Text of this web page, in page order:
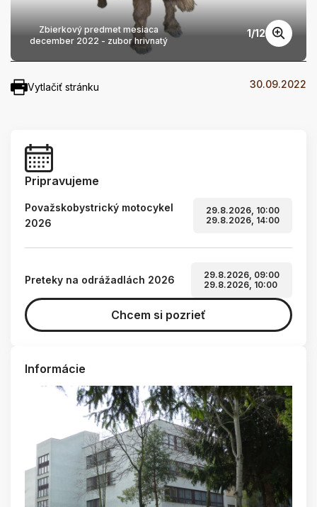
Zbierkový predmet mesiaca
december 2022 - zubor hrivnatý
1/12
Vytlačiť stránku 30.09.2022
Pripravujeme
Považskobystrický motocykel
2026
29.8.2026, 10:00
29.8.2026, 14:00
Preteky na odrážadlách 2026
29.8.2026, 09:00
29.8.2026, 10:00
Chcem si pozrieť
Informácie